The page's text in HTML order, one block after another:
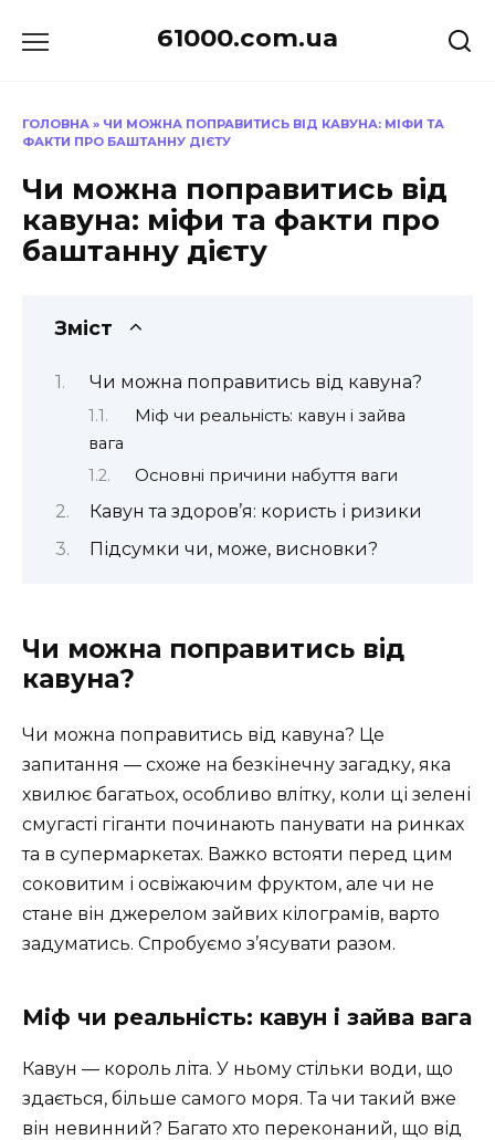
до
61000.com.ua
ГОЛОВНА » ЧИ МОЖНА ПОПРАВИТИСЬ ВІД КАВУНА: МІФИ ТА
ФАКТИ ПРО БАШТАННУ ДІЄТУ
Чи можна поправитись від
кавуна: міфи та факти про
баштанну дієту
Зміст
Чи можна поправитись від кавуна?
Міф чи реальність: кавун і зайва
вага
Основні причини набуття ваги
Кавун та здоров’я: користь і ризики
Підсумки чи, може, висновки?
Чи можна поправитись від
кавуна?
Чи можна поправитись від кавуна? Це
запитання — схоже на безкінечну загадку, яка
хвилює багатьох, особливо влітку, коли ці зелені
смугасті гіганти починають панувати на ринках
та в супермаркетах. Важко встояти перед цим
соковитим і освіжаючим фруктом, але чи не
стане він джерелом зайвих кілограмів, варто
задуматись. Спробуємо з’ясувати разом.
Міф чи реальність: кавун і зайва вага
Кавун — король літа. У ньому стільки води, що
здається, більше самого моря. Та чи такий вже
він невинний? Багато хто переконаний, що від